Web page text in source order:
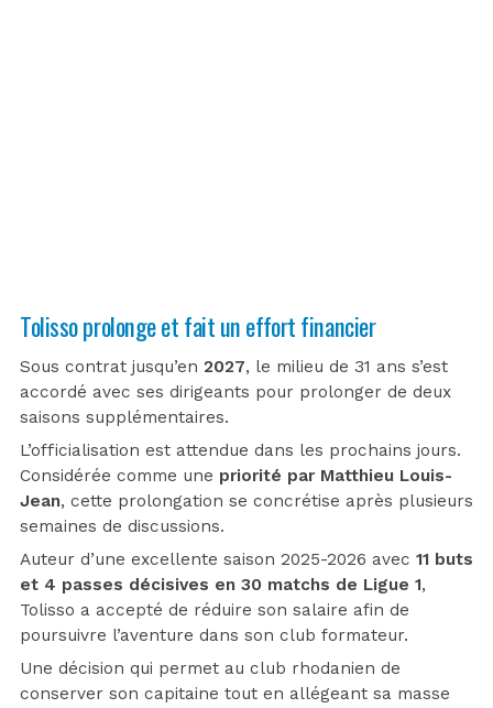
Tolisso prolonge et fait un effort financier
Sous contrat jusqu’en 2027, le milieu de 31 ans s’est
accordé avec ses dirigeants pour prolonger de deux
saisons supplémentaires.
L’officialisation est attendue dans les prochains jours.
Considérée comme une priorité par Matthieu Louis-
Jean, cette prolongation se concrétise après plusieurs
semaines de discussions.
Auteur d’une excellente saison 2025-2026 avec 11 buts
et 4 passes décisives en 30 matchs de Ligue 1,
Tolisso a accepté de réduire son salaire afin de
poursuivre l’aventure dans son club formateur.
Une décision qui permet au club rhodanien de
conserver son capitaine tout en allégeant sa masse